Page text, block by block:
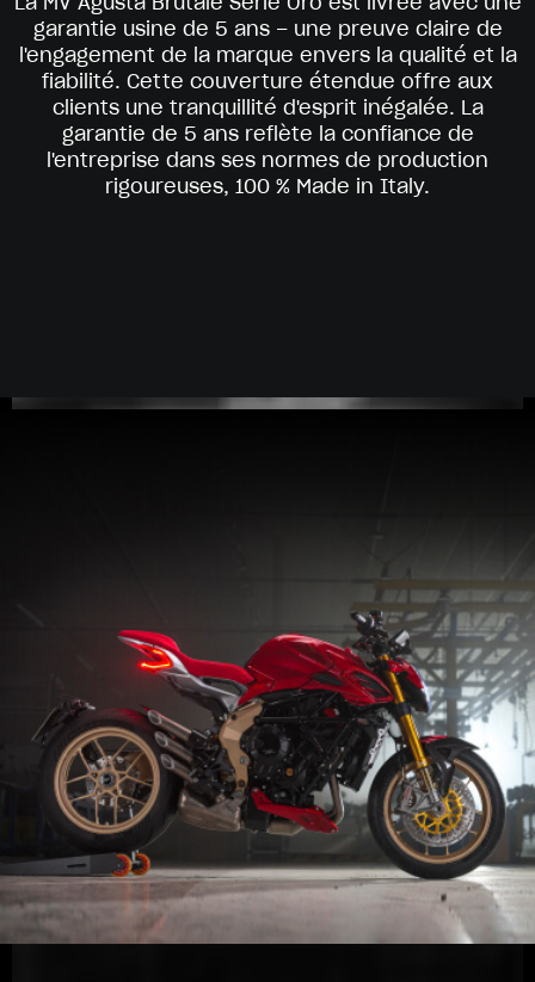
garantie usine de 5 ans – une preuve claire de
l'engagement de la marque envers la qualité et la
fiabilité. Cette couverture étendue offre aux
clients une tranquillité d'esprit inégalée. La
garantie de 5 ans reflète la confiance de
l'entreprise dans ses normes de production
rigoureuses, 100 % Made in Italy.